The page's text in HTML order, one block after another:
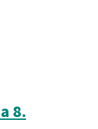
8.